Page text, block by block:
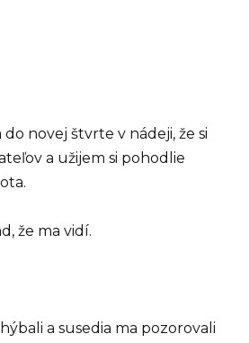
do novej štvrte v nádeji, že si
a užijem si pohodlie
že ma vidí.
a susedia ma pozorovali